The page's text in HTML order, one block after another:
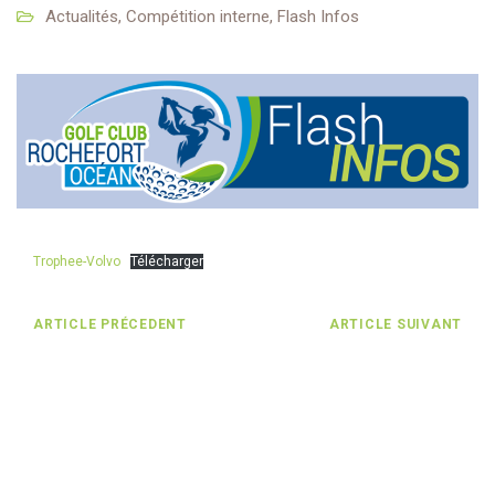
Actualités, Compétition interne, Flash Infos
Trophee-Volvo Télécharger
ARTICLE PRÉCEDENT ARTICLE SUIVANT